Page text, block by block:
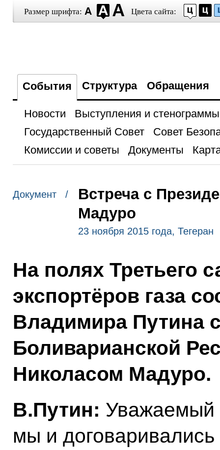
Размер шрифта: Цвета сайта:
События Структура Обращения
Новости
Выступления и стенограммы
Государственный Совет
Совет
Комиссии и советы
Документы
Документ /
Встреча с
Мадуро
23 ноября 2015 года, Тегеран
На полях Третьего
экспортёров газа
Владимира Путина
Боливарианской
Николасом Мадуро.
В.Путин: Уважаемый
мы и